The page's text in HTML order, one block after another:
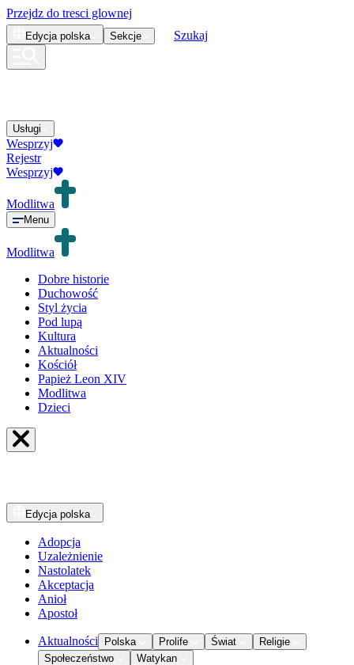
Przejdz do tresci glownej
Edycja polska Sekcje Szukaj
Usługi
Wesprzyj
Rejestr
Wesprzyj
Modlitwa
Menu
Modlitwa
Dobre historie
Duchowość
Styl życia
Pod lupą
Kultura
Aktualności
Kościół
Papież Leon XIV
Modlitwa
Dzieci
Edycja polska
Adopcja
Uzależnienie
Nastolatek
Akceptacja
Anioł
Apostoł
Aktualności Polska Prolife Świat
Religie
Społeczeństwo
Watykan